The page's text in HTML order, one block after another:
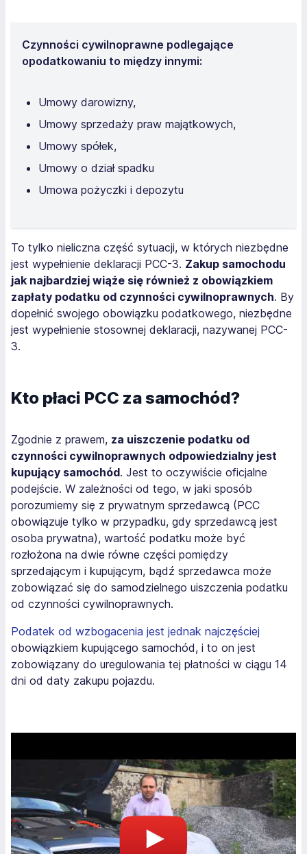
Czynności cywilnoprawne podlegające
opodatkowaniu to między innymi:
Umowy darowizny,
Umowy sprzedaży praw majątkowych,
Umowy spółek,
Umowy o dział spadku
Umowa pożyczki i depozytu
To tylko nieliczna część sytuacji, w których niezbędne
jest wypełnienie deklaracji PCC-3. Zakup samochodu
jak najbardziej wiąże się również z obowiązkiem
zapłaty podatku od czynności cywilnoprawnych. By
dopełnić swojego obowiązku podatkowego, niezbędne
jest wypełnienie stosownej deklaracji, nazywanej PCC-
3.
Kto płaci PCC za samochód?
Zgodnie z prawem, za uiszczenie podatku od
czynności cywilnoprawnych odpowiedzialny jest
kupujący samochód. Jest to oczywiście oficjalne
podejście. W zależności od tego, w jaki sposób
porozumiemy się z prywatnym sprzedawcą (PCC
obowiązuje tylko w przypadku, gdy sprzedawcą jest
osoba prywatna), wartość podatku może być
rozłożona na dwie równe części pomiędzy
sprzedającym i kupującym, bądź sprzedawca może
zobowiązać się do samodzielnego uiszczenia podatku
od czynności cywilnoprawnych.
Podatek od wzbogacenia jest jednak najczęściej
obowiązkiem kupującego samochód, i to on jest
zobowiązany do uregulowania tej płatności w ciągu 14
dni od daty zakupu pojazdu.